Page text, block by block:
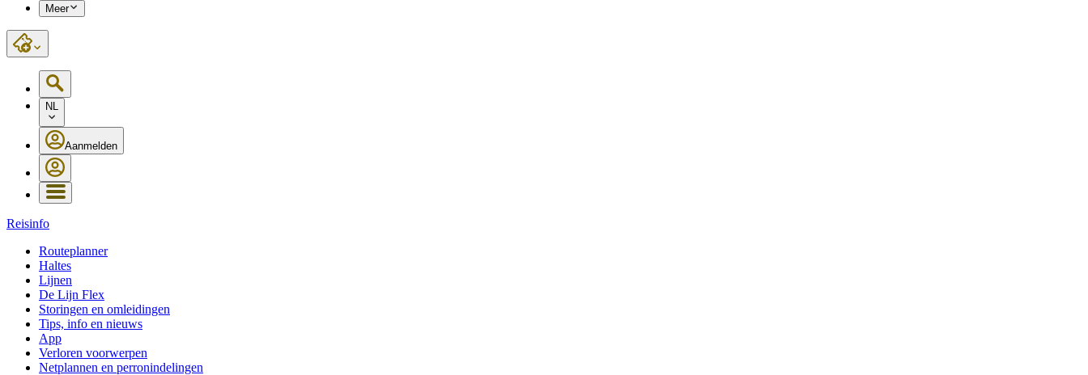
Meer
NL
Aanmelden
Reisinfo
Routeplanner
Haltes
Lijnen
De Lijn Flex
Storingen en omleidingen
Tips, info en nieuws
App
Verloren voorwerpen
Netplannen en perronindelingen